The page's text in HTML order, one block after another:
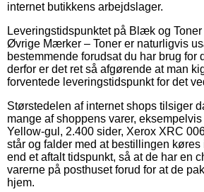
internet butikkens arbejdslager.
Leveringstidspunktet på Blæk og Toner
Øvrige Mærker – Toner er naturligvis
bestemmende forudsat du har brug for
derfor er det ret så afgørende at man
forventede leveringstidspunkt for det
Størstedelen af internet shops tilsiger
mange af shoppens varer,
Yellow-gul, 2.400 sider, Xerox XRC
står og falder med at bestillingen
end et aftalt tidspunkt, så at de har en
varerne på posthuset forud for at de
hjem.